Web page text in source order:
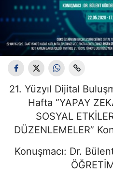
21. Yüzyıl Dijital
Hafta “YAPAY
SOSYAL
DÜZENLEMELER”
Konuşmacı: Dr.